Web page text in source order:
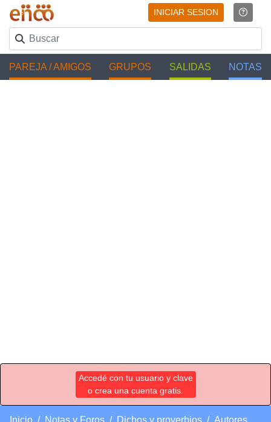
INICIAR SESION
PAREJA / AMIGOS GRUPOS SALIDAS NOTAS
Accedé con tu usuario y clave
o crea una cuenta gratis.
Inicio Notas y Foros Dichos y proverbios Autores